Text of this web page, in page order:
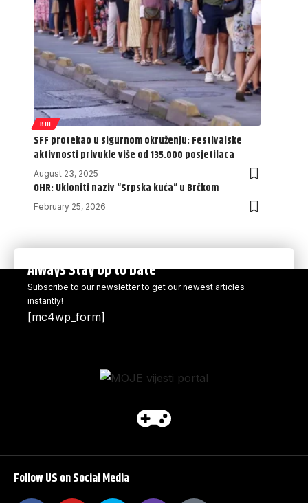
BIH
SFF protekao u sigurnom okruženju: Festivalske
aktivnosti privukle više od 135.000 posjetilaca
August 23, 2025
OHR: Ukloniti naziv “Srpska kuća” u Brčkom
February 25, 2026
Always Stay Up to Date
Subscribe to our newsletter to get our newest articles
instantly!
[mc4wp_form]
Follow US on Social Media